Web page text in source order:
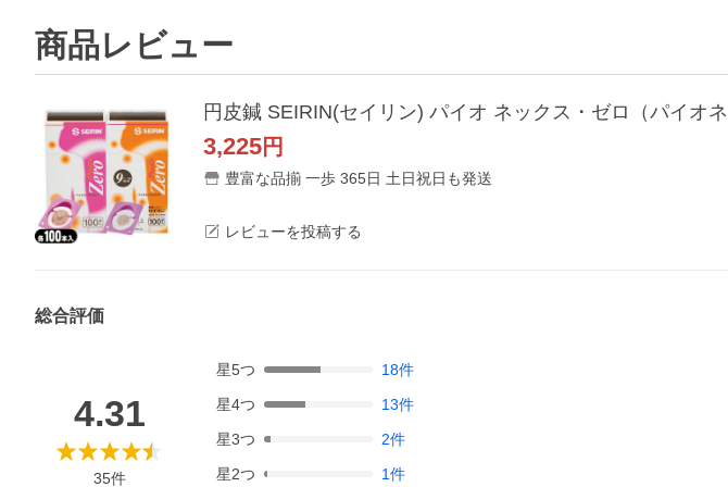
商品レビュー
円皮鍼 SEIRIN(セイリン) パイオ ネックス・ゼロ（パイオ
3,225円
豊富な品揃 一歩 365日 土日祝日も発送
レビューを投稿する
総合評価
4.31
35件
星5つ 18件
星4つ 13件
星3つ 2件
星2つ 1件